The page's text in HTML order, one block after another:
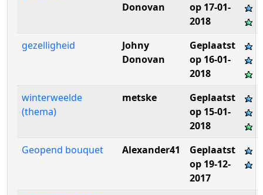
Donovan
op 17-01-
2018
gezelligheid
Johny
Donovan
Geplaatst
op 16-01-
2018
winterweelde
(thema)
metske
Geplaatst
op 15-01-
2018
Geopend bouquet
Alexander41
Geplaatst
op 19-12-
2017